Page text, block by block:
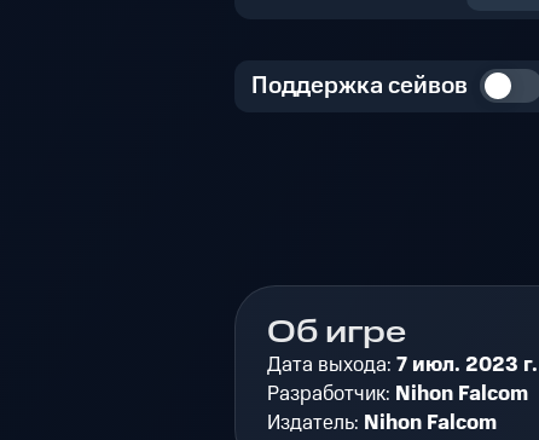
Поддержка сейвов
Об игре
Дата выхода: 7 июл. 2023 г.
Разработчик: Nihon Falcom
Издатель: Nihon Falcom